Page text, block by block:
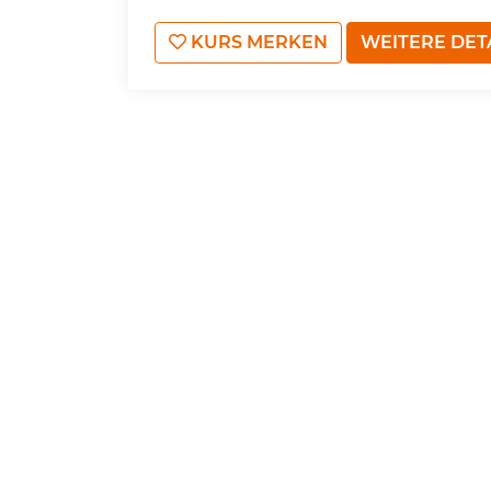
KURS MERKEN WEITERE